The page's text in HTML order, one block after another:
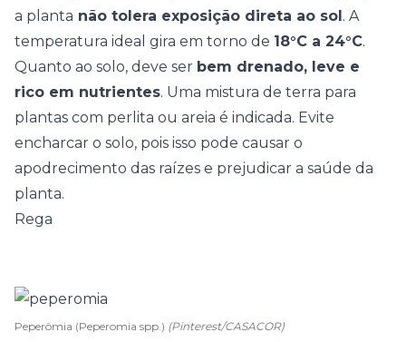
a planta não tolera exposição direta ao sol. A
temperatura ideal gira em torno de 18°C a 24°C.
Quanto ao solo, deve ser bem drenado, leve e
rico em nutrientes. Uma mistura de terra para
plantas com perlita ou areia é indicada. Evite
encharcar o solo, pois isso pode causar o
apodrecimento das raízes e prejudicar a saúde da
planta.
Rega
Peperômia (Peperomia spp.) (Pinterest/CASACOR)